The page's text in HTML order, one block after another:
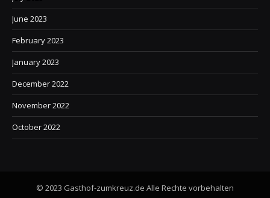
June 2023
February 2023
January 2023
December 2022
November 2022
October 2022
© 2023 Gasthof-zumkreuz.de Alle Rechte vorbehalten